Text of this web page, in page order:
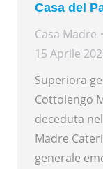
Casa del
Casa Madre
15 Aprile
Superiora
Cottolengo
deceduta
Madre
generale